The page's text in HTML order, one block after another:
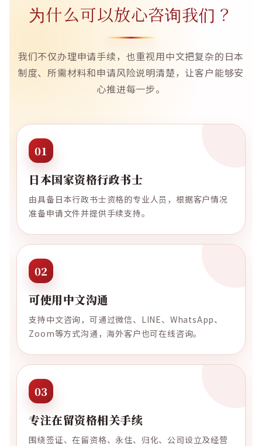
为什么可以放心咨询我们？
我们不仅办理申请手续，也重视用中文把复杂的日本
制度、所需材料和申请风险说明清楚，让客户能够安
心推进每一步。
01
日本国家资格行政书士
由具备日本行政书士资格的专业人员，根据客户情况
准备申请文件并提供手续支持。
02
可使用中文沟通
支持中文咨询，可通过微信、LINE、WhatsApp、
Zoom等方式沟通，海外客户也可在线咨询。
03
专注在留资格相关手续
围绕签证、在留资格、永住、归化、公司设立及经营